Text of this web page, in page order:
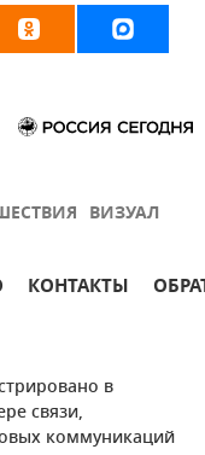
ВИЗУАЛ
КОНТАКТЫ
в
связи,
коммуникаций